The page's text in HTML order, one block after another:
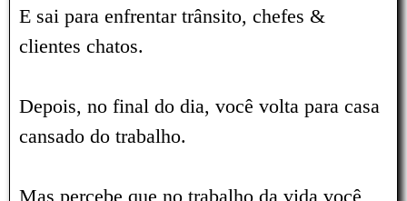
E sai para enfrentar trânsito, chefes &
clientes chatos.
Depois, no final do dia, você volta para casa
cansado do trabalho.
Mas percebe que no trabalho da vida você